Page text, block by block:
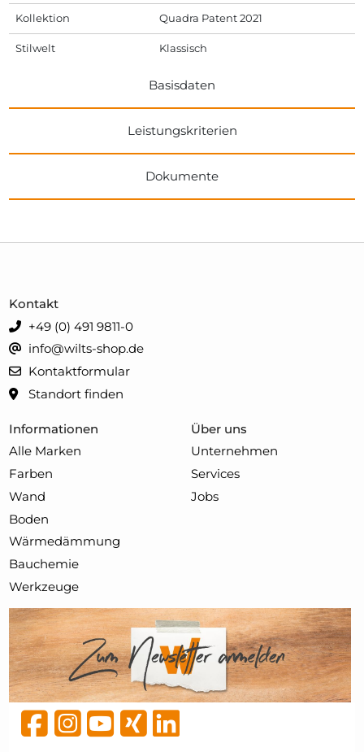
Kollektion Quadra Patent 2021
Stilwelt Klassisch
Basisdaten
Leistungskriterien
Dokumente
Informationen
Alle Marken
Farben
Wand
Boden
Wärmedämmung
Bauchemie
Werkzeuge
Über uns
Unternehmen
Services
Jobs
Kontakt
+49 (0) 491 9811-0
info@wilts-shop.de
Kontaktformular
Standort finden